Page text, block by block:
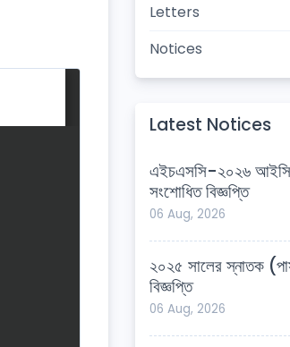
Letters
Notices
Latest Notices
এইচএসসি-২০২৬
সংশোধিত বিজ্ঞপ্তি
06 Aug, 2026
২০২৫ সালের স্নাতক
বিজ্ঞপ্তি
06 Aug, 2026